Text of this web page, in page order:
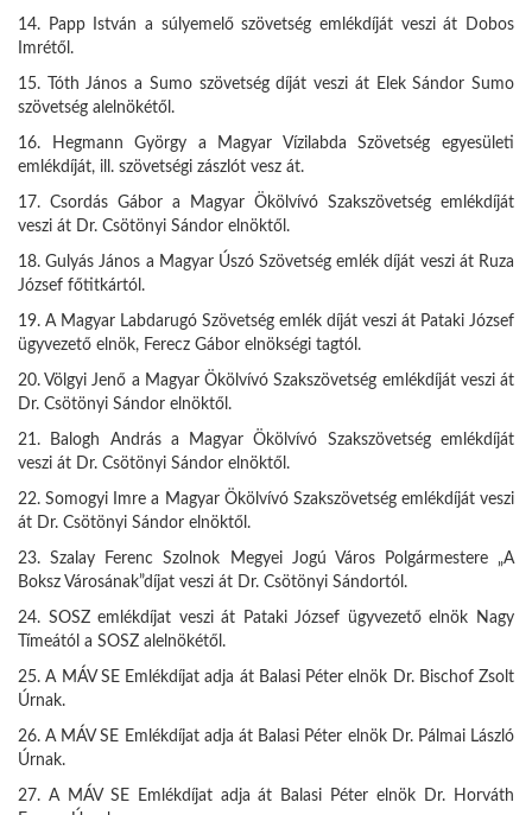
14. Papp István a súlyemelő szövetség emlékdíját veszi át Dobos
Imrétől.
15. Tóth János a Sumo szövetség díját veszi át Elek Sándor Sumo
szövetség alelnökétől.
16. Hegmann György a Magyar Vízilabda Szövetség egyesületi
emlékdíját, ill. szövetségi zászlót vesz át.
17. Csordás Gábor a Magyar Ökölvívó Szakszövetség emlékdíját
veszi át Dr. Csötönyi Sándor elnöktől.
18. Gulyás János a Magyar Úszó Szövetség emlék díját veszi át Ruza
József főtitkártól.
19. A Magyar Labdarugó Szövetség emlék díját veszi át Pataki József
ügyvezető elnök, Ferecz Gábor elnökségi tagtól.
20. Völgyi Jenő a Magyar Ökölvívó Szakszövetség emlékdíját veszi át
Dr. Csötönyi Sándor elnöktől.
21. Balogh András a Magyar Ökölvívó Szakszövetség emlékdíját
veszi át Dr. Csötönyi Sándor elnöktől.
22. Somogyi Imre a Magyar Ökölvívó Szakszövetség emlékdíját veszi
át Dr. Csötönyi Sándor elnöktől.
23. Szalay Ferenc Szolnok Megyei Jogú Város Polgármestere „A
Boksz Városának”díjat veszi át Dr. Csötönyi Sándortól.
24. SOSZ emlékdíjat veszi át Pataki József ügyvezető elnök Nagy
Tímeától a SOSZ alelnökétől.
25. A MÁV SE Emlékdíjat adja át Balasi Péter elnök Dr. Bischof Zsolt
Úrnak.
26. A MÁV SE Emlékdíjat adja át Balasi Péter elnök Dr. Pálmai László
Úrnak.
27. A MÁV SE Emlékdíjat adja át Balasi Péter elnök Dr. Horváth